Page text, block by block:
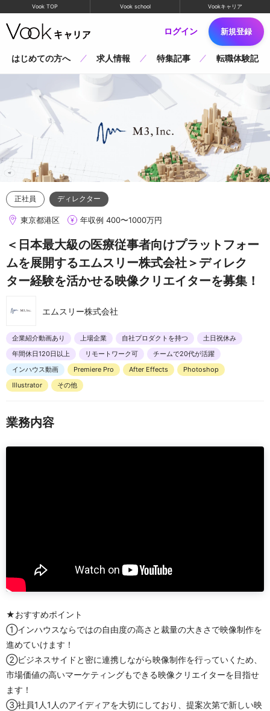
Vook TOP Vook school Vookキャリア
ログイン 新規登録
はじめての方へ 求人情報 特集記事 転職体験記
正社員 ディレクター
東京都港区 年収例 400〜1000万円
＜日本最大級の医療従事者向けプラットフォー
ムを展開するエムスリー株式会社＞ディレク
ター経験を活かせる映像クリエイターを募集！
エムスリー株式会社
企業紹介動画あり 上場企業 自社プロダクトを持つ
土日祝休み
年間休日120日以上
リモートワーク可
チームで20代が活躍
インハウス動画
Premiere Pro After Effects
Photoshop
Illustrator
その他
業務内容
★おすすめポイント
①インハウスならではの自由度の高さと裁量の大きさで映像制作を
進めていけます！
②ビジネスサイドと密に連携しながら映像制作を行っていくため、
市場価値の高いマーケティングもできる映像クリエイターを目指せ
ます！
③社員1人1人のアイディアを大切にしており、提案次第で新しい映